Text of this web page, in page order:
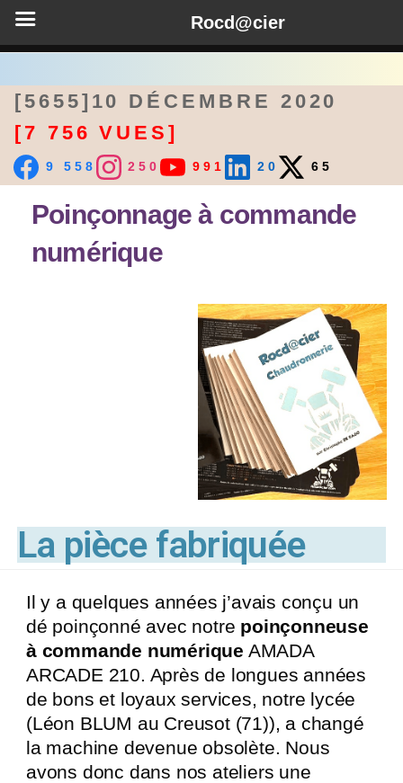
[5655]10 DÉCEMBRE 2020
[7 756 VUES]
9 558 250 991 20 65
Poinçonnage à commande
numérique
La pièce fabriquée
Il y a quelques années j’avais conçu un
dé poinçonné avec notre poinçonneuse
à commande numérique AMADA
ARCADE 210. Après de longues années
de bons et loyaux services, notre lycée
(Léon BLUM au Creusot (71)), a changé
la machine devenue obsolète. Nous
avons donc dans nos ateliers une
Rocd@cier